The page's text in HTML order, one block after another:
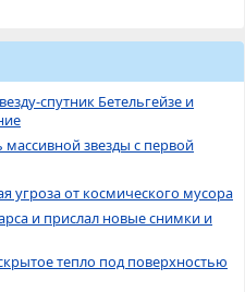
спутник Бетельгейзе и
звезды с первой
угроза от космического мусора
и прислал новые снимки и
тепло под поверхностью